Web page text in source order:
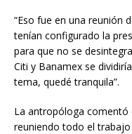
“Eso fue en una reunión
tenían configurado la
para que no se
Citi y Banamex se
tema, quedé tranquila”.
La antropóloga comentó
reuniendo todo el